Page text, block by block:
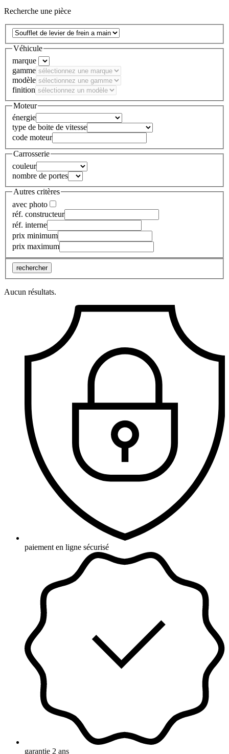
Recherche une pièce
Véhicule
marque
gamme
modèle
finition
Moteur
énergie
type de boite de vitesse
code moteur
Carrosserie
couleur
nombre de portes
Autres critères
avec photo
réf. constructeur
réf. interne
prix minimum
prix maximum
rechercher
Aucun résultats.
paiement en ligne sécurisé
garantie 2 ans